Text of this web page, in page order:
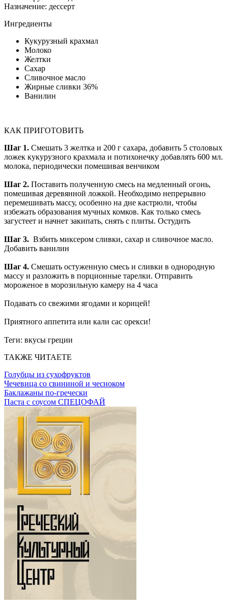
Назначение: дессерт
Ингредиенты
Кукурузный крахмал
Молоко
Желтки
Сахар
Сливочное масло
Жирные сливки 36%
Ванилин
КАК ПРИГОТОВИТЬ
Шаг 1. Смешать 3 желтка и 200 г сахара, добавить 5 столовых
ложек кукурузного крахмала и потихонечку добавлять 600 мл.
молока, периодически помешивая венчиком
Шаг 2. Поставить полученную смесь на медленный огонь,
помешивая деревянной ложкой. Необходимо непрерывно
перемешивать массу, особенно на дне кастрюли, чтобы
избежать образования мучных комков. Как только смесь
загустеет и начнет закипать, снять с плиты. Остудить
Шаг 3. Взбить миксером сливки, сахар и сливочное масло.
Добавить ванилин
Шаг 4. Смешать остуженную смесь и сливки в однородную
массу и разложить в порционные тарелки. Отправить
мороженое в морозильную камеру на 4 часа
Подавать со свежими ягодами и корицей!
Приятного аппетита или кали сас орекси!
Теги: вкусы греции
ТАКЖЕ ЧИТАЕТЕ
Голубцы из сухофруктов
Чечевица со свининой и чесноком
Баклажаны по-гречески
Паста с соусом СПЕЦОФАЙ